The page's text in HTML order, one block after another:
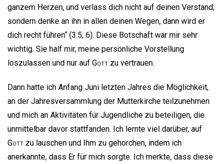
ganzem Herzen, und verlass dich nicht auf deinen Verstand;
sondern denke an ihn in allen deinen Wegen, dann wird er
dich recht führen“ (3:5, 6). Diese Botschaft war mir sehr
wichtig. Sie half mir, meine persönliche Vorstellung
loszulassen und nur auf Gott zu vertrauen.
Dann hatte ich Anfang Juni letzten Jahres die Möglichkeit,
an der Jahresversammlung der Mutterkirche teilzunehmen
und mich an Aktivitäten für Jugendliche zu beteiligen, die
unmittelbar davor stattfanden. Ich lernte viel darüber, auf
Gott zu lauschen und Ihm zu gehorchen, indem ich
anerkannte, dass Er für mich sorgte. Ich merkte, dass diese